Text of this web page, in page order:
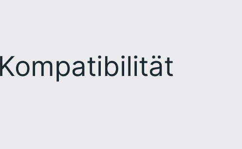
Kompatibilität